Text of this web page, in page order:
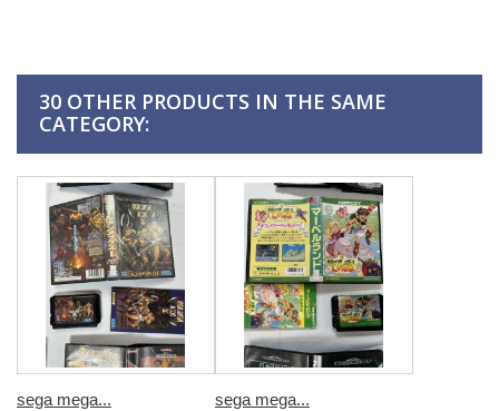
30 OTHER PRODUCTS IN THE SAME
CATEGORY:
sega mega... sega mega...